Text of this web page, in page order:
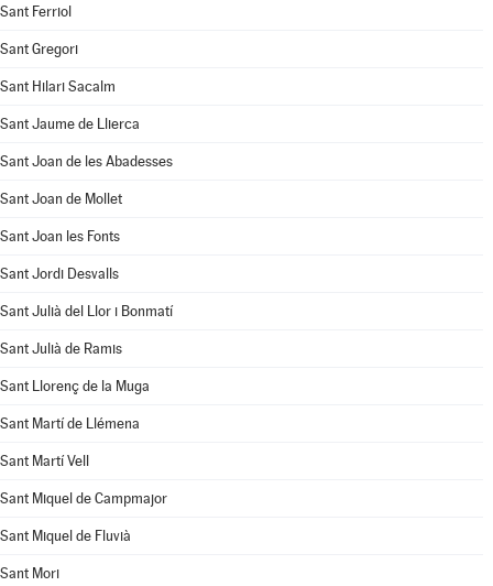
Sant Ferriol
Sant Gregori
Sant Hilari Sacalm
Sant Jaume de Llierca
Sant Joan de les Abadesses
Sant Joan de Mollet
Sant Joan les Fonts
Sant Jordi Desvalls
Sant Julià del Llor i Bonmatí
Sant Julià de Ramis
Sant Llorenç de la Muga
Sant Martí de Llémena
Sant Martí Vell
Sant Miquel de Campmajor
Sant Miquel de Fluvià
Sant Mori